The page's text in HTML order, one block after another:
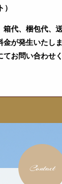
箱代、梱包代、
金が発生いたし
お問い合わせく
Contact